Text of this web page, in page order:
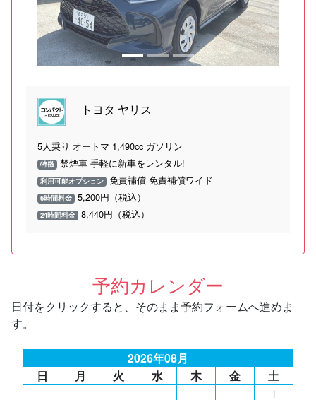
トヨタ ヤリス
5人乗り オートマ 1,490cc ガソリン
特徴 禁煙車 手軽に新車をレンタル!
利用可能オプション 免責補償 免責補償ワイド
6時間料金 5,200円（税込）
24時間料金 8,440円（税込）
予約カレンダー
日付をクリックすると、そのまま予約フォームへ進めま
す。
2026年08月
日
月 火 水 木 金
土
1